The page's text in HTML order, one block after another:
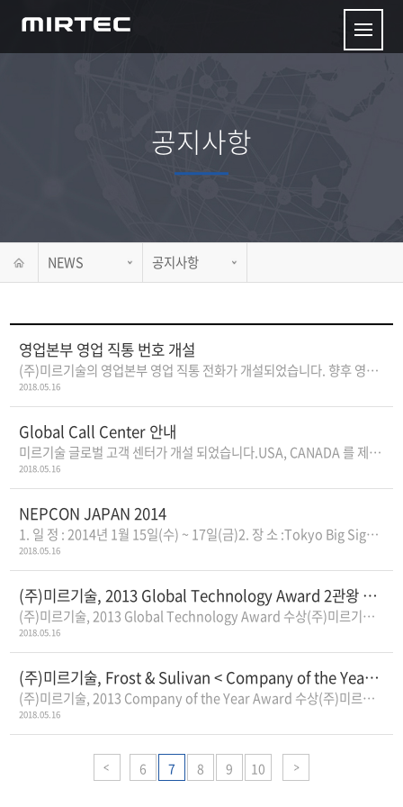
공지사항
NEWS 공지사항
영업본부 영업 직통 번호 개설
(주)미르기술의 영업본부 영업 직통 전화가 개설되었습니다. 향후 영업 관..
2018.05.16
Global Call Center 안내
미르기술 글로벌 고객 센터가 개설 되었습니다.USA, CANADA 를 제외한 지역에..
2018.05.16
NEPCON JAPAN 2014
1. 일 정 : 2014년 1월 15일(수) ~ 17일(금)2. 장 소 :Tokyo Big Sight3. 부스번호 : East..
2018.05.16
(주)미르기술, 2013 Global Technology Award 2관왕 수상
(주)미르기술, 2013 Global Technology Award 수상(주)미르기술이 Global SMT&Packagin..
2018.05.16
(주)미르기술, Frost & Sulivan < Company of the Year Award 2013 > 수상
(주)미르기술, 2013 Company of the Year Award 수상(주)미르기술이 Frost&Sullivan ..
2018.05.16
6 7 8 9 10